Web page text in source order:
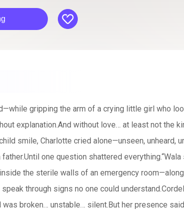
like
gripping the arm of a crying little girl who
explanation.And without love… at least not the
smile, Charlotte cried alone—unseen, unheard,
one question shattered
the sterile walls of an emergency
through signs no one could
broken… unstable… silent.But her presence